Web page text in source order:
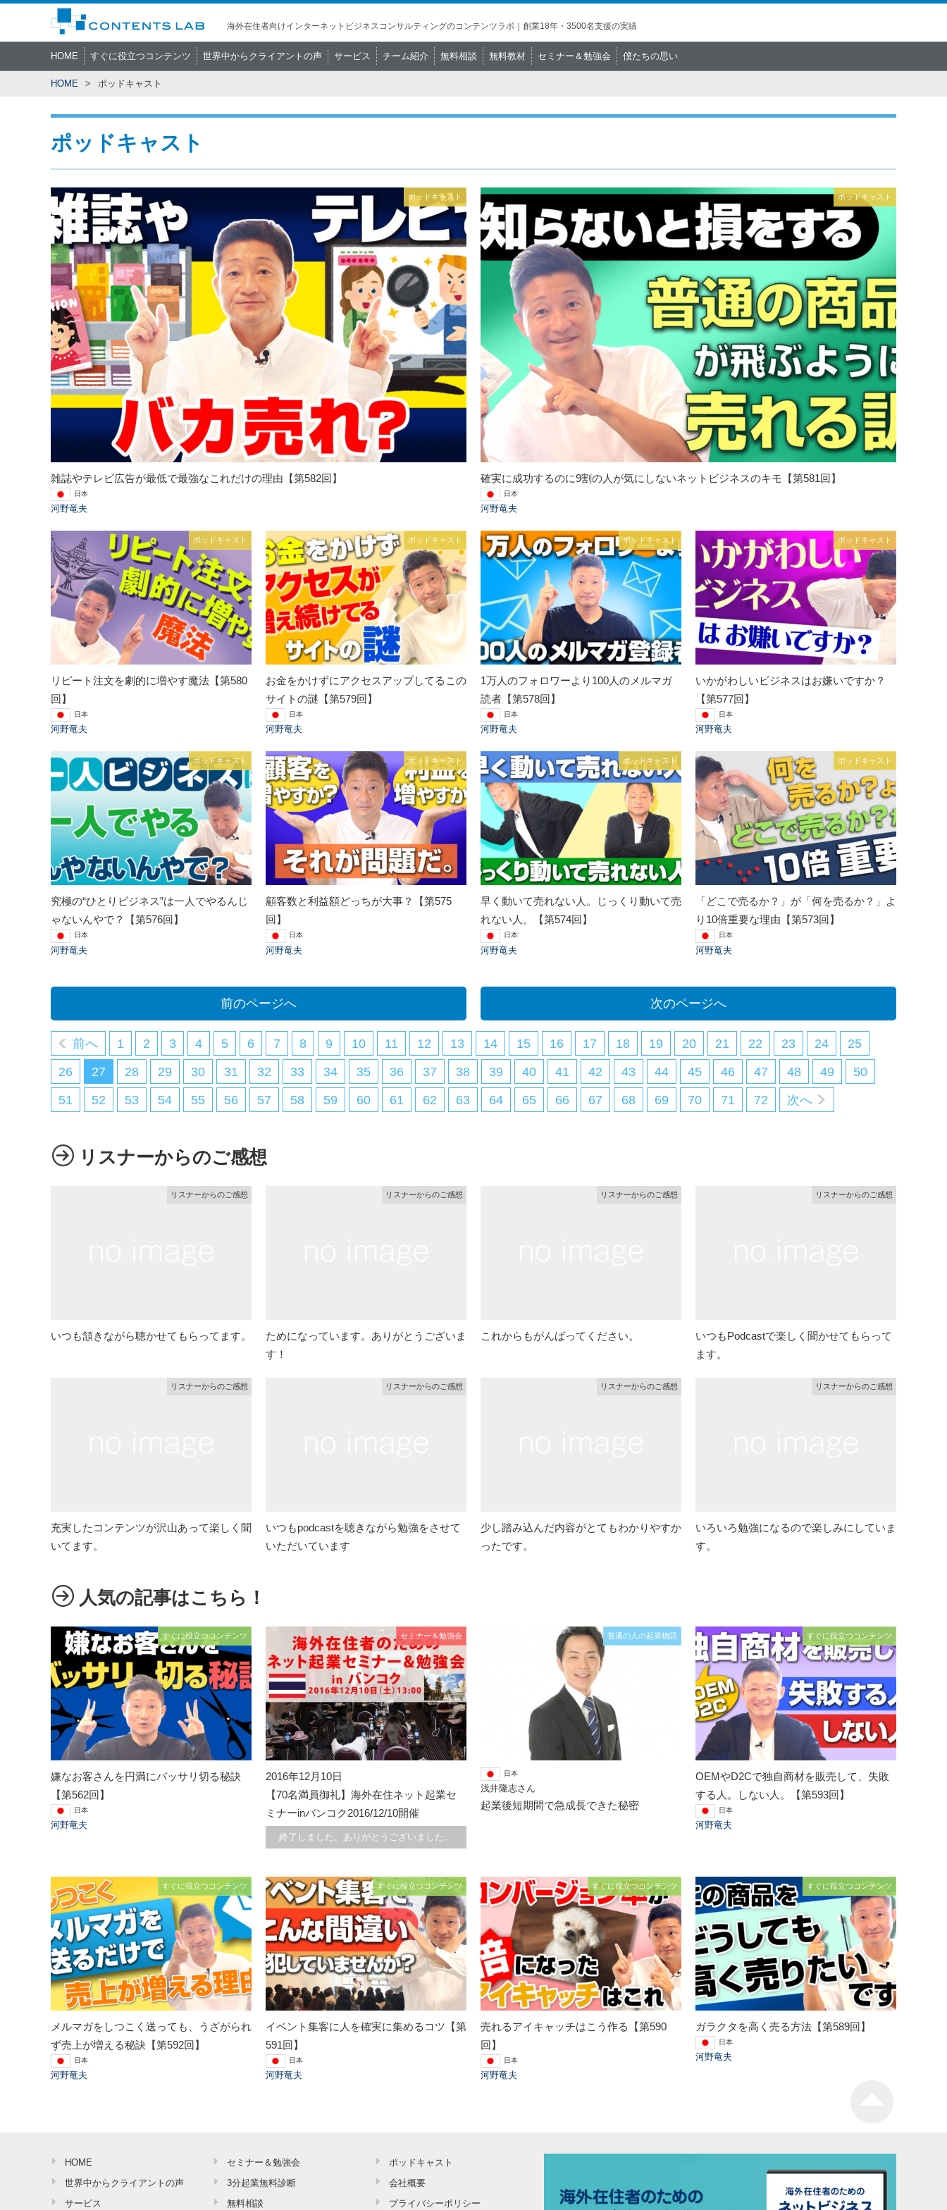
海外在住者向けインターネットビジネスコンサルティングのコンテンツラボ｜創業18年・3500名支援の実績
HOME すぐに役立つコンテンツ 世界中からクライアントの声 サービス チーム紹介 無料相談 無料教材 セミナー＆勉強会 僕たちの思い
HOME ポッドキャスト
ポッドキャスト
ポッドキャスト
雑誌やテレビ広告が最低で最強なこれだけの理由【第582回】
日本
河野竜夫
ポッドキャスト
確実に成功するのに9割の人が気にしないネットビジネスのキモ【第581回】
日本
河野竜夫
ポッドキャスト
リピート注文を劇的に増やす魔法【第580
回】
日本
河野竜夫
ポッドキャスト
お金をかけずにアクセスアップしてるこの
サイトの謎【第579回】
日本
河野竜夫
ポッドキャスト
1万人のフォロワーより100人のメルマガ
読者【第578回】
日本
河野竜夫
ポッドキャスト
いかがわしいビジネスはお嫌いですか？
【第577回】
日本
河野竜夫
ポッドキャスト
究極の“ひとりビジネス”は一人でやるんじ
ゃないんやで？【第576回】
日本
河野竜夫
ポッドキャスト
顧客数と利益額どっちが大事？【第575
回】
日本
河野竜夫
ポッドキャスト
早く動いて売れない人。じっくり動いて売
れない人。【第574回】
日本
河野竜夫
ポッドキャスト
「どこで売るか？」が「何を売るか？」よ
り10倍重要な理由【第573回】
日本
河野竜夫
次のページへ
前のページへ
前へ 1 2 3 4 5 6 7 8 9 10 11 12 13 14 15 16 17 18 19 20 21 22 23 24
25
26
27 28 29 30 31 32 33 34 35 36 37 38 39 40 41 42 43 44 45 46 47 48 49
50
51
52 53 54 55 56 57 58 59 60 61 62 63 64 65 66 67 68 69 70 71 72 次へ
リスナーからのご感想
リスナーからのご感想
いつも頷きながら聴かせてもらってます。
リスナーからのご感想
ためになっています。ありがとうございま
す！
リスナーからのご感想
これからもがんばってください。
リスナーからのご感想
いつもPodcastで楽しく聞かせてもらって
ます。
リスナーからのご感想
充実したコンテンツが沢山あって楽しく聞
いてます。
リスナーからのご感想
いつもpodcastを聴きながら勉強をさせて
いただいています
リスナーからのご感想
少し踏み込んだ内容がとてもわかりやすか
ったです。
リスナーからのご感想
いろいろ勉強になるので楽しみにしていま
す。
人気の記事はこちら！
すぐに役立つコンテンツ
嫌なお客さんを円満にバッサリ切る秘訣
【第562回】
日本
河野竜夫
セミナー＆勉強会
2016年12月10日
【70名満員御礼】海外在住ネット起業セ
ミナーinバンコク2016/12/10開催
終了しました。ありがとうございました。
普通の人の起業物語
日本
浅井隆志さん
起業後短期間で急成長できた秘密
すぐに役立つコンテンツ
OEMやD2Cで独自商材を販売して、失敗
する人。しない人。【第593回】
日本
河野竜夫
すぐに役立つコンテンツ
メルマガをしつこく送っても、うざがられ
ず売上が増える秘訣【第592回】
日本
河野竜夫
すぐに役立つコンテンツ
イベント集客に人を確実に集めるコツ【第
591回】
日本
河野竜夫
すぐに役立つコンテンツ
売れるアイキャッチはこう作る【第590
回】
日本
河野竜夫
すぐに役立つコンテンツ
ガラクタを高く売る方法【第589回】
日本
河野竜夫
HOME
世界中からクライアントの声
サービス
セミナー＆勉強会
3分起業無料診断
無料相談
ポッドキャスト
会社概要
プライバシーポリシー